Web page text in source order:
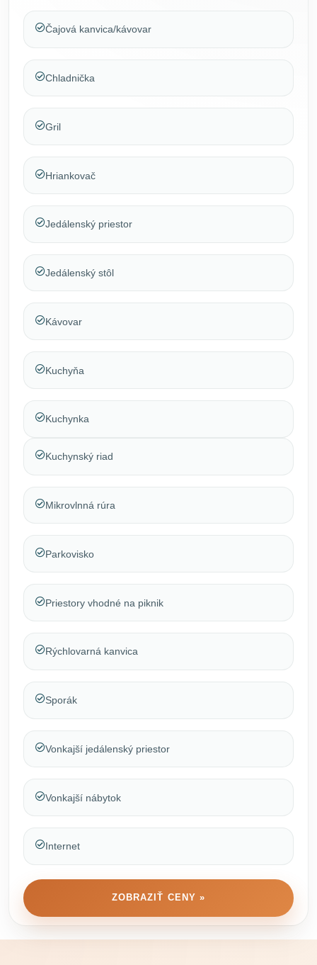
Čajová kanvica/kávovar
Chladnička
Gril
Hriankovač
Jedálenský priestor
Jedálenský stôl
Kávovar
Kuchyňa
Kuchynka
Kuchynský riad
Mikrovlnná rúra
Parkovisko
Priestory vhodné na piknik
Rýchlovarná kanvica
Sporák
Vonkajší jedálenský priestor
Vonkajší nábytok
Internet
ZOBRAZIŤ CENY »